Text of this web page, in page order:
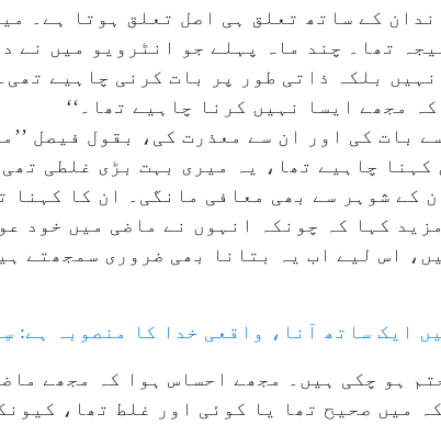
کے ساتھ تعلق ہی اصل تعلق ہوتا ہے۔
تھا۔ چند ماہ پہلے جو انٹرویو میں نے
بلکہ ذاتی طور پر بات کرنی چاہیے
مجھے ایسا نہیں کرنا چاہیے تھا۔‘‘
بات کی اور ان سے معذرت کی، بقول فیصل
چاہیے تھا، یہ میری بہت بڑی غلطی
کے شوہر سے بھی معافی مانگی۔ ان کا کہنا
کہا کہ چونکہ انہوں نے ماضی میں خود
اس لیے اب یہ بتانا بھی ضروری سمجھتے
ایک ساتھ آنا، واقعی خدا کا منصوبہ ہے:
ہو چکی ہیں۔ مجھے احساس ہوا کہ مجھے
میں صحیح تھا یا کوئی اور غلط تھا،